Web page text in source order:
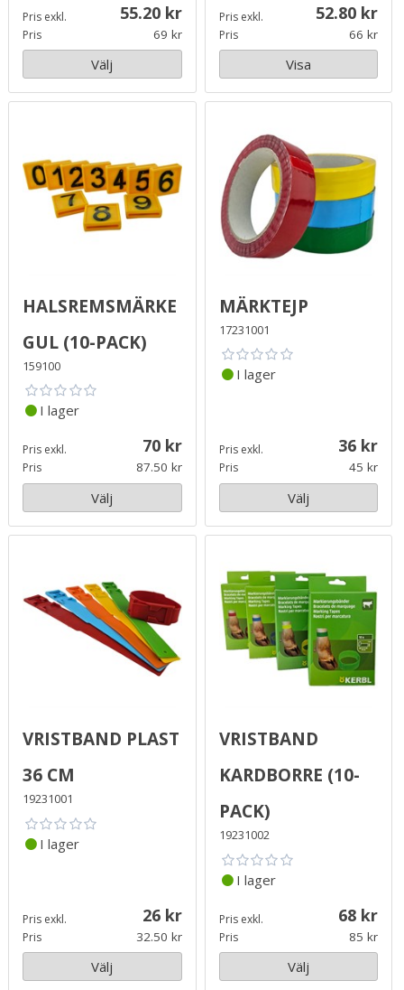
Pris exkl. 55.20
Pris 69
Välj
Pris exkl. 52.80
Pris 66
Visa
Halsremsmärke
Gul (10-pack)
159100
I lager
Pris exkl. 70
Pris 87.50
Välj
Märktejp
17231001
I lager
Pris exkl. 36
Pris 45
Välj
Vristband Plast
36 cm
19231001
I lager
Pris exkl. 26
Pris 32.50
Välj
Vristband
Kardborre (10-
pack)
19231002
I lager
Pris exkl. 68
Pris 85
Välj